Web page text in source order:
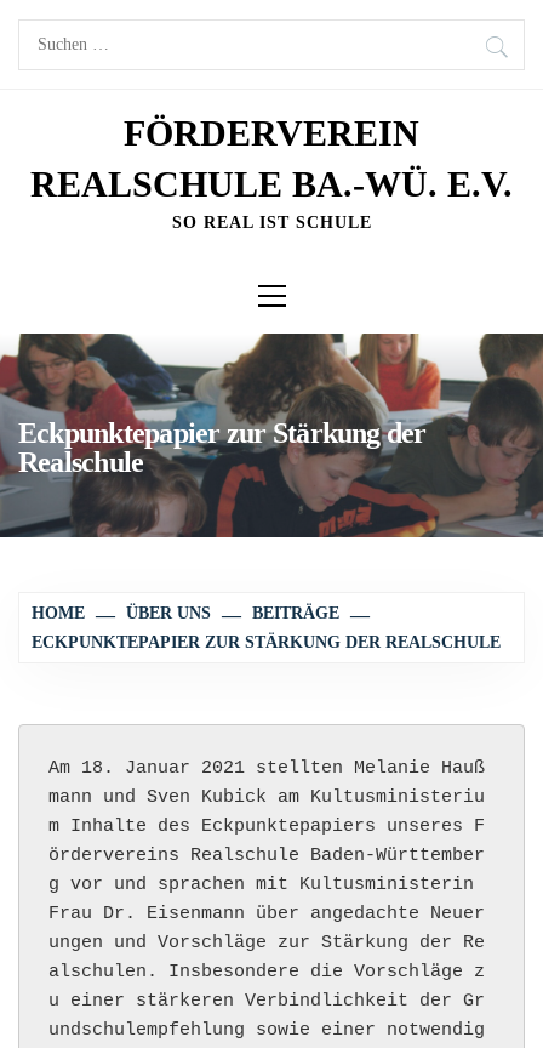
content
FÖRDERVEREIN
REALSCHULE BA.-WÜ. E.V.
SO REAL IST SCHULE
Menu
Eckpunktepapier zur Stärkung der
Realschule
HOME ÜBER UNS
BEITRÄGE
ECKPUNKTEPAPIER ZUR STÄRKUNG DER REALSCHULE
Am 18. Januar 2021 stellten Melanie Hauß
mann und Sven Kubick am Kultusministeriu
m Inhalte des Eckpunktepapiers unseres F
ördervereins Realschule Baden-Württember
g vor und sprachen mit Kultusministerin
Frau Dr. Eisenmann über angedachte Neuer
ungen und Vorschläge zur Stärkung der Re
alschulen. Insbesondere die Vorschläge z
u einer stärkeren Verbindlichkeit der Gr
undschulempfehlung sowie einer notwendig